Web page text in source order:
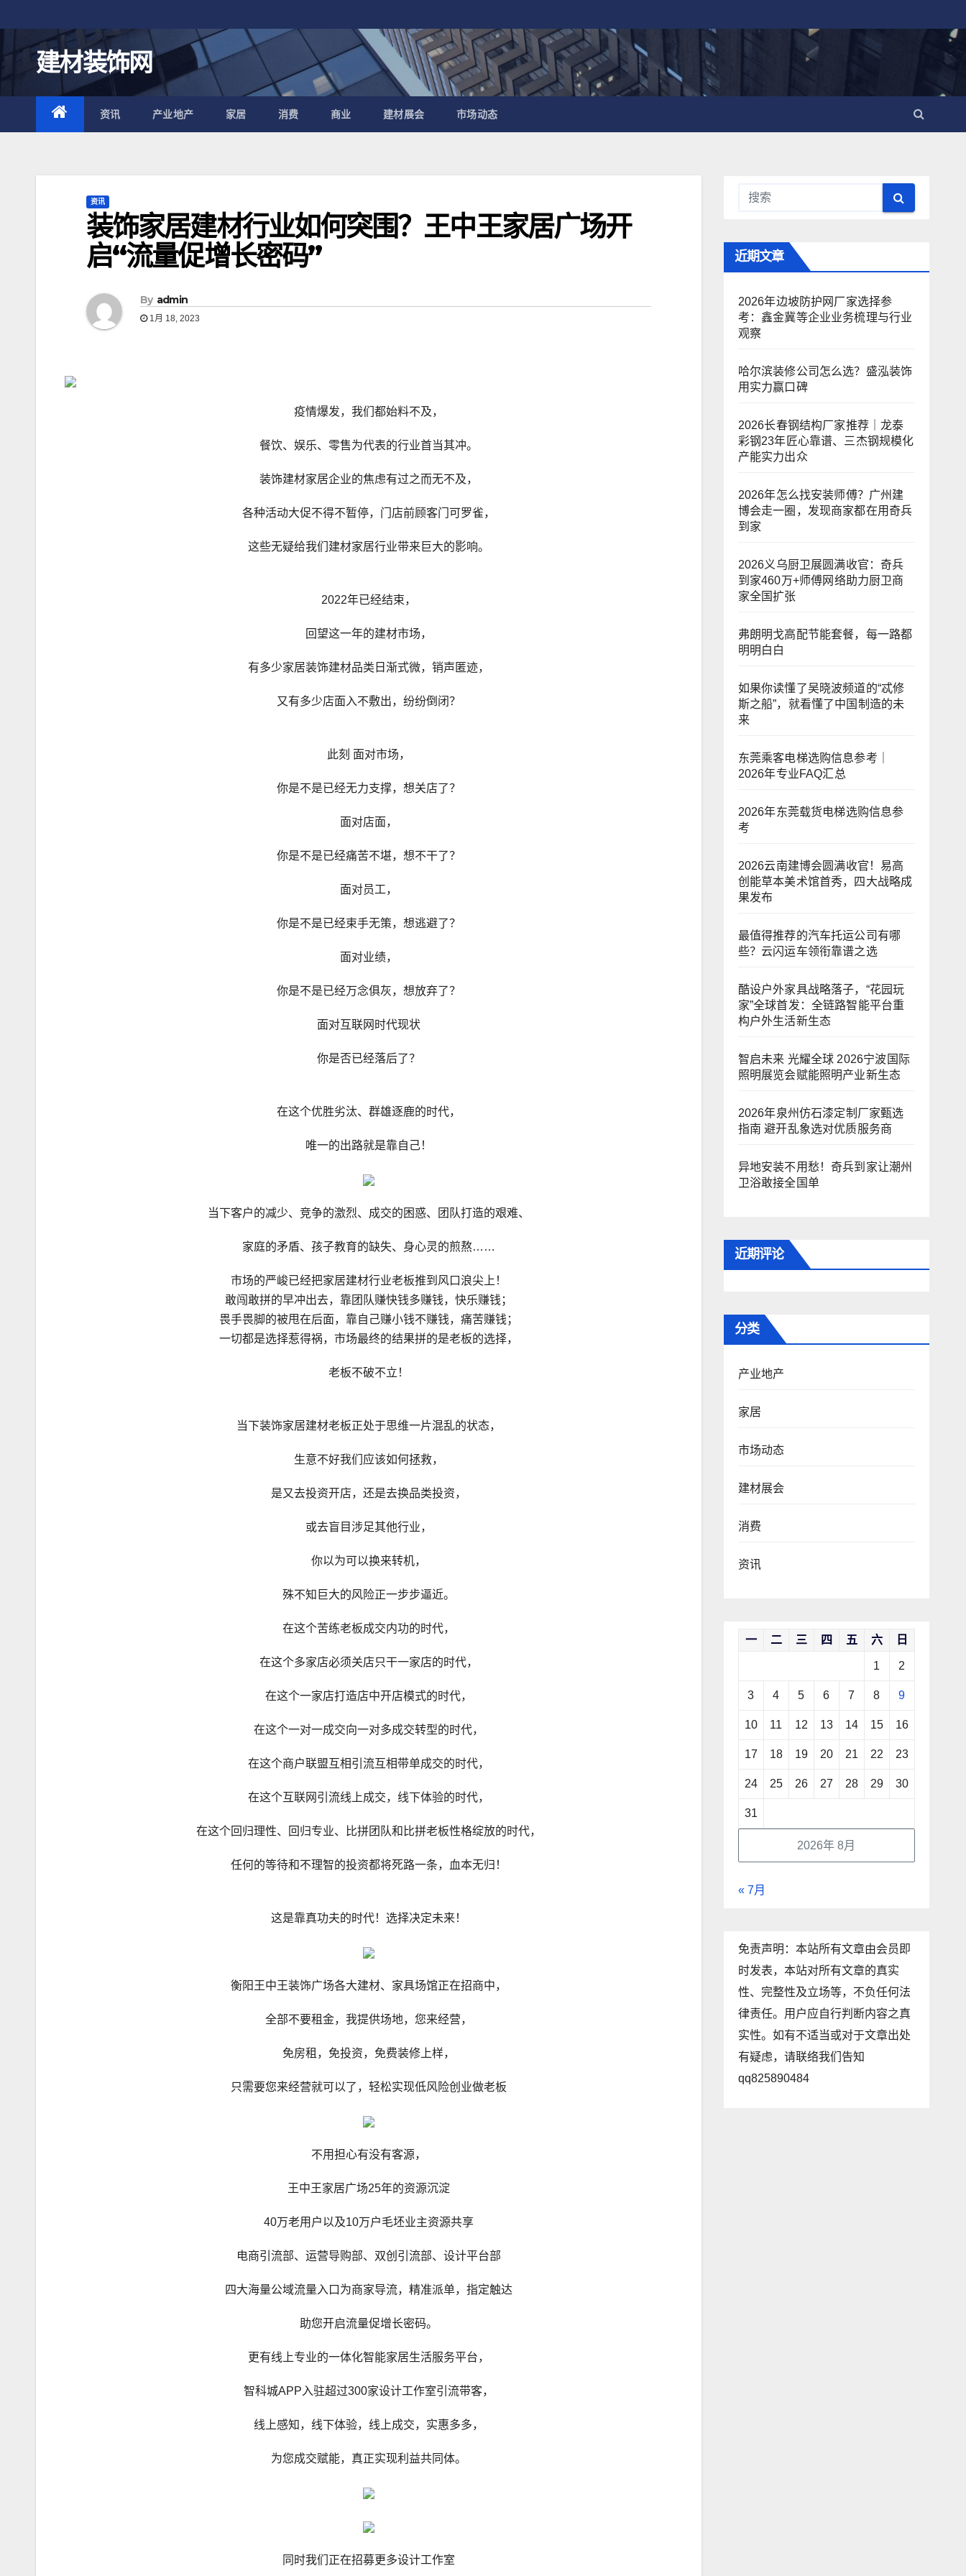
至
内
容
建材装饰网
资讯 产业地产 家居 消费 商业 建材展会 市场动态
资讯
装饰家居建材行业如何突围？王中王家居广场开
启“流量促增长密码”
By admin
1月 18, 2023
疫情爆发，我们都始料不及，
餐饮、娱乐、零售为代表的行业首当其冲。
装饰建材家居企业的焦虑有过之而无不及，
各种活动大促不得不暂停，门店前顾客门可罗雀，
这些无疑给我们建材家居行业带来巨大的影响。
2022年已经结束，
回望这一年的建材市场，
有多少家居装饰建材品类日渐式微，销声匿迹，
又有多少店面入不敷出，纷纷倒闭？
此刻 面对市场，
你是不是已经无力支撑，想关店了？
面对店面，
你是不是已经痛苦不堪，想不干了？
面对员工，
你是不是已经束手无策，想逃避了？
面对业绩，
你是不是已经万念俱灰，想放弃了？
面对互联网时代现状
你是否已经落后了？
在这个优胜劣汰、群雄逐鹿的时代，
唯一的出路就是靠自己！
当下客户的减少、竞争的激烈、成交的困惑、团队打造的艰难、
家庭的矛盾、孩子教育的缺失、身心灵的煎熬……
市场的严峻已经把家居建材行业老板推到风口浪尖上！
敢闯敢拼的早冲出去，靠团队赚快钱多赚钱，快乐赚钱；
畏手畏脚的被甩在后面，靠自己赚小钱不赚钱，痛苦赚钱；
一切都是选择惹得祸，市场最终的结果拼的是老板的选择，
老板不破不立！
当下装饰家居建材老板正处于思维一片混乱的状态，
生意不好我们应该如何拯救，
是又去投资开店，还是去换品类投资，
或去盲目涉足其他行业，
你以为可以换来转机，
殊不知巨大的风险正一步步逼近。
在这个苦练老板成交内功的时代，
在这个多家店必须关店只干一家店的时代，
在这个一家店打造店中开店模式的时代，
在这个一对一成交向一对多成交转型的时代，
在这个商户联盟互相引流互相带单成交的时代，
在这个互联网引流线上成交，线下体验的时代，
在这个回归理性、回归专业、比拼团队和比拼老板性格绽放的时代，
任何的等待和不理智的投资都将死路一条，血本无归！
这是靠真功夫的时代！选择决定未来！
衡阳王中王装饰广场各大建材、家具场馆正在招商中，
全部不要租金，我提供场地，您来经营，
免房租，免投资，免费装修上样，
只需要您来经营就可以了，轻松实现低风险创业做老板
不用担心有没有客源，
王中王家居广场25年的资源沉淀
40万老用户以及10万户毛坯业主资源共享
电商引流部、运营导购部、双创引流部、设计平台部
四大海量公域流量入口为商家导流，精准派单，指定触达
助您开启流量促增长密码。
更有线上专业的一体化智能家居生活服务平台，
智科城APP入驻超过300家设计工作室引流带客，
线上感知，线下体验，线上成交，实惠多多，
为您成交赋能，真正实现利益共同体。
同时我们正在招募更多设计工作室
近期文章
2026年边坡防护网厂家选择参
考：鑫金冀等企业业务梳理与行业
观察
哈尔滨装修公司怎么选？盛泓装饰
用实力赢口碑
2026长春钢结构厂家推荐｜龙泰
彩钢23年匠心靠谱、三杰钢规模化
产能实力出众
2026年怎么找安装师傅？广州建
博会走一圈，发现商家都在用奇兵
到家
2026义乌厨卫展圆满收官：奇兵
到家460万+师傅网络助力厨卫商
家全国扩张
弗朗明戈高配节能套餐，每一路都
明明白白
如果你读懂了吴晓波频道的“忒修
斯之船”，就看懂了中国制造的未
来
东莞乘客电梯选购信息参考｜
2026年专业FAQ汇总
2026年东莞载货电梯选购信息参
考
2026云南建博会圆满收官！易高
创能草本美术馆首秀，四大战略成
果发布
最值得推荐的汽车托运公司有哪
些？云闪运车领衔靠谱之选
酷设户外家具战略落子，“花园玩
家”全球首发：全链路智能平台重
构户外生活新生态
智启未来 光耀全球 2026宁波国际
照明展览会赋能照明产业新生态
2026年泉州仿石漆定制厂家甄选
指南 避开乱象选对优质服务商
异地安装不用愁！奇兵到家让潮州
卫浴敢接全国单
近期评论
分类
产业地产
家居
市场动态
建材展会
消费
资讯
2026年 8月
一 二 三 四 五 六 日
1 2
3 4 5 6 7 8 9
10 11 12 13 14 15 16
17 18 19 20 21 22 23
24 25 26 27 28 29 30
31
« 7月
免责声明：本站所有文章由会员即
时发表，本站对所有文章的真实
性、完整性及立场等，不负任何法
律责任。用户应自行判断内容之真
实性。如有不适当或对于文章出处
有疑虑，请联络我们告知
qq825890484